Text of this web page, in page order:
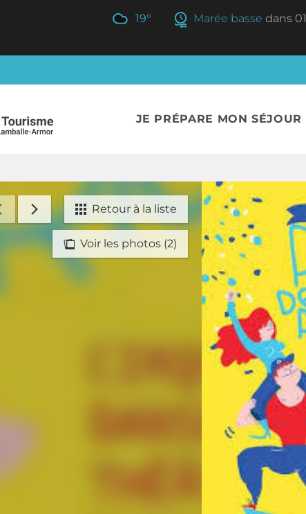
19° Marée basse dans 01
JE PRÉPARE MON SÉJOUR
Retour à la liste
Voir les photos (2)